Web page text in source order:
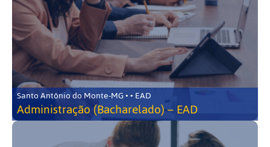
Santo Antônio do Monte-MG • • EAD
Administração (Bacharelado) – EAD